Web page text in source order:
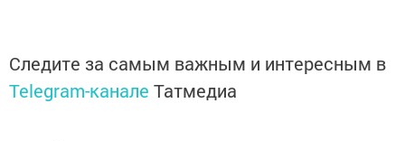
Следите за самым важным и интересным в
Telegram-канале Татмедиа